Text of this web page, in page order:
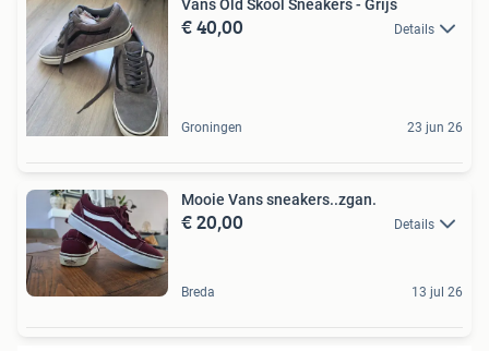
Vans Old Skool Sneakers - Grijs
€ 40,00 Details
Groningen 23 jun 26
Mooie Vans sneakers..zgan.
€ 20,00 Details
Breda 13 jul 26